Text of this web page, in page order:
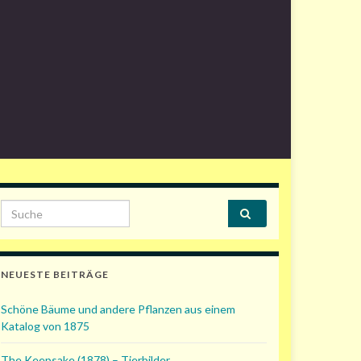
Search for:
NEUESTE BEITRÄGE
Schöne Bäume und andere Pflanzen aus einem
Katalog von 1875